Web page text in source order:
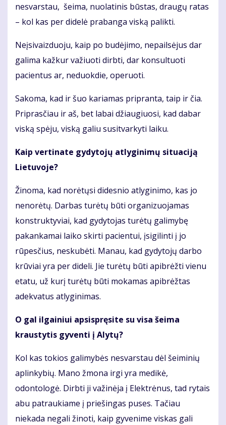
nesvarstau, šeima, nuolatinis būstas, draugų ratas
– kol kas per didelė prabanga viską palikti.
Neįsivaizduoju, kaip po budėjimo, nepailsėjus dar
galima kažkur važiuoti dirbti, dar konsultuoti
pacientus ar, neduokdie, operuoti.
Sakoma, kad ir šuo kariamas pripranta, taip ir čia.
Priprasčiau ir aš, bet labai džiaugiuosi, kad dabar
viską spėju, viską galiu susitvarkyti laiku.
Kaip vertinate gydytojų atlyginimų situaciją
Lietuvoje?
Žinoma, kad norėtųsi didesnio atlyginimo, kas jo
nenorėtų. Darbas turėtų būti organizuojamas
konstruktyviai, kad gydytojas turėtų galimybę
pakankamai laiko skirti pacientui, įsigilinti į jo
rūpesčius, neskubėti. Manau, kad gydytojų darbo
krūviai yra per dideli. Jie turėtų būti apibrėžti vienu
etatu, už kurį turėtų būti mokamas apibrėžtas
adekvatus atlyginimas.
O gal ilgainiui apsispręsite su visa šeima
kraustytis gyventi į Alytų?
Kol kas tokios galimybės nesvarstau dėl šeiminių
aplinkybių. Mano žmona irgi yra medikė,
odontologė. Dirbti ji važinėja į Elektrėnus, tad rytais
abu patraukiame į priešingas puses. Tačiau
niekada negali žinoti, kaip gyvenime viskas gali